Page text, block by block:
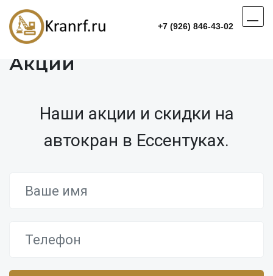
+7 (926) 846-43-02
Акции
Наши акции и скидки на
автокран в Ессентуках.